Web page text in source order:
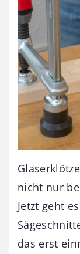
nicht nur
Jetzt geht
das erst